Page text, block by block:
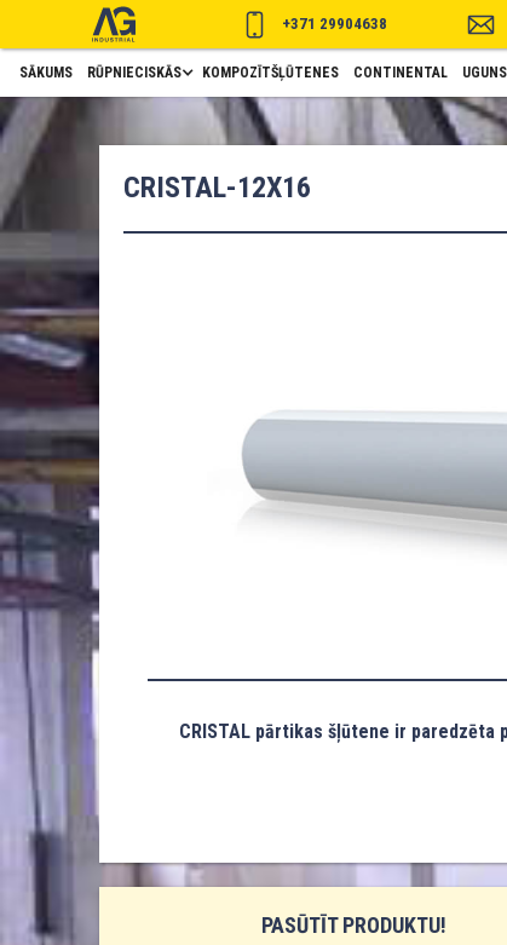
+371 29904638
SĀKUMS RŪPNIECISKĀS KOMPOZĪTŠĻŪTENES CONTINENTAL
CRISTAL-12X16
CRISTAL pārtikas šļūtene ir paredzēta
PASŪTĪT PRODUKTU!